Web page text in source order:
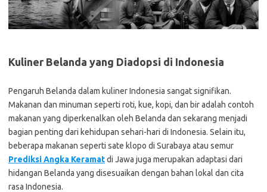
Kuliner Belanda yang Diadopsi di Indonesia
Pengaruh Belanda dalam kuliner Indonesia sangat signifikan.
Makanan dan minuman seperti roti, kue, kopi, dan bir adalah contoh
makanan yang diperkenalkan oleh Belanda dan sekarang menjadi
bagian penting dari kehidupan sehari-hari di Indonesia. Selain itu,
beberapa makanan seperti sate klopo di Surabaya atau semur
Prediksi Angka Keramatdi Jawa juga merupakan adaptasi dari
hidangan Belanda yang disesuaikan dengan bahan lokal dan cita
rasa Indonesia.